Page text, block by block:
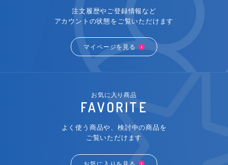
注文履歴やご登録情報など
アカウントの状態をご覧いただけます
マイページを見る
お気に入り商品
FAVORITE
よく使う商品や、検討中の商品を
ご覧いただけます